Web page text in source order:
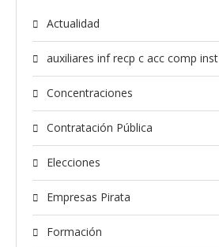
Actualidad
auxiliares inf recp c acc comp inst
Concentraciones
Contratación Pública
Elecciones
Empresas Pirata
Formación